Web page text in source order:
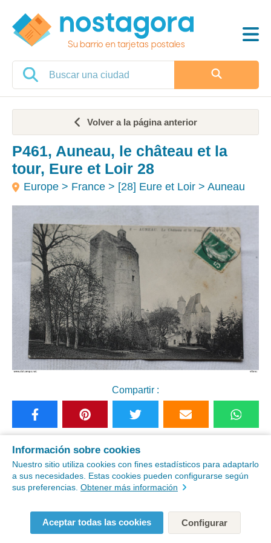
Su barrio en tarjetas postales
Volver a la página anterior
P461, Auneau, le château et la
tour, Eure et Loir 28
Europe > France > [28] Eure et Loir > Auneau
Compartir :
Ver postales similares
Compre esta postal antigua "P461, Auneau, le
Información sobre cookies
Nuestro sitio utiliza cookies con fines estadísticos para adaptarlo
a sus necesidades. Estas cookies pueden configurarse según
sus preferencias. Obtener más información
Aceptar todas las cookies Configurar